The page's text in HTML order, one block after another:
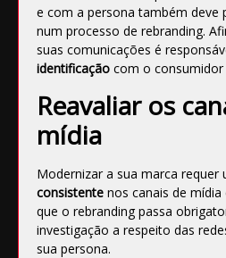
e com a persona também deve
num processo de rebranding.
suas comunicações é
identificação com o consumidor
Reavaliar os
mídia
Modernizar a sua marca requer
consistente nos canais de
que o rebranding passa
investigação a respeito das
sua persona.